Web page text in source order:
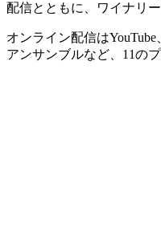
配信とともに、ワイナリ
オンライン配信は
アンサンブルなど、11の